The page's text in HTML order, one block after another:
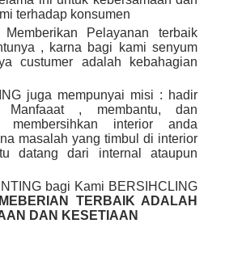
terhadap konsumen
Memberikan Pelayanan terbaik
, karna bagi kami senyum
custumer adalah kebahagian
juga mempunyai misi : hadir
Manfaaat , membantu, dan
interior anda
masalah yang timbul di interior
datang dari internal ataupun
bagi Kami BERSIHCLING
TERBAIK ADALAH
DAN KESETIAAN